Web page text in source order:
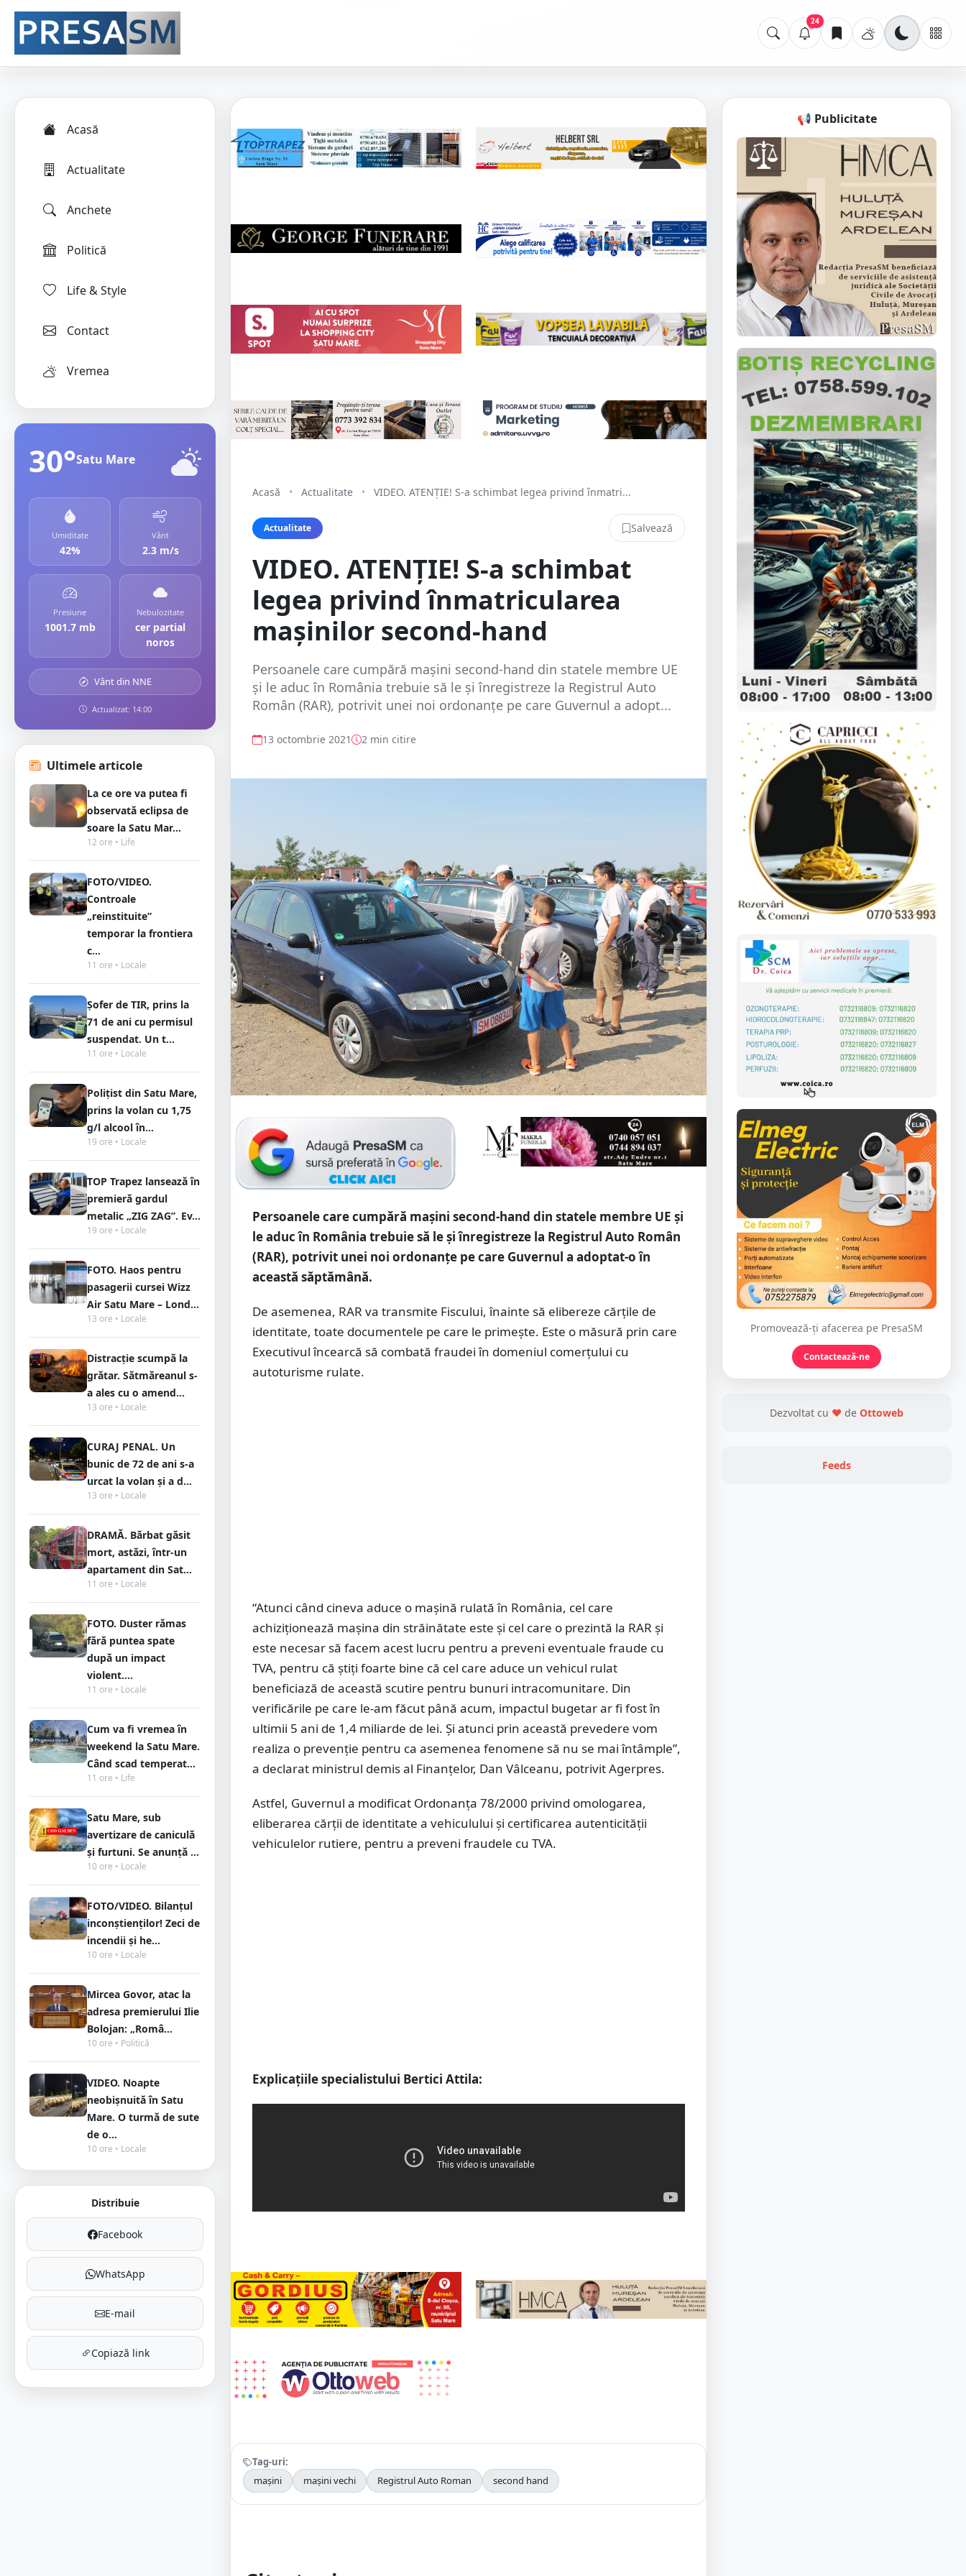
24
Acasă
Actualitate
Anchete
Politică
Life & Style
Contact
Vremea
30°Satu Mare
Umiditate
42%
Vânt
2.3 m/s
Presiune
1001.7 mb
Nebulozitate
cer partial
noros
Vânt din NNE
Actualizat: 14:00
Ultimele articole
La ce ore va putea fi
observată eclipsa de
soare la Satu Mar...
12 ore • Life
FOTO/VIDEO.
Controale
„reinstituite”
temporar la frontiera
c...
11 ore • Locale
Șofer de TIR, prins la
71 de ani cu permisul
suspendat. Un t...
11 ore • Locale
Polițist din Satu Mare,
prins la volan cu 1,75
g/l alcool în...
19 ore • Locale
TOP Trapez lansează în
premieră gardul
metalic „ZIG ZAG”. Ev...
19 ore • Locale
FOTO. Haos pentru
pasagerii cursei Wizz
Air Satu Mare – Lond...
13 ore • Locale
Distracție scumpă la
grătar. Sătmăreanul s-
a ales cu o amend...
13 ore • Locale
CURAJ PENAL. Un
bunic de 72 de ani s-a
urcat la volan și a d...
13 ore • Locale
DRAMĂ. Bărbat găsit
mort, astăzi, într-un
apartament din Sat...
11 ore • Locale
FOTO. Duster rămas
fără puntea spate
după un impact
violent....
11 ore • Locale
Cum va fi vremea în
weekend la Satu Mare.
Când scad temperat...
11 ore • Life
Satu Mare, sub
avertizare de caniculă
și furtuni. Se anunță ...
10 ore • Locale
FOTO/VIDEO. Bilanțul
inconștienților! Zeci de
incendii și he...
10 ore • Locale
Mircea Govor, atac la
adresa premierului Ilie
Bolojan: „Româ...
10 ore • Politică
VIDEO. Noapte
neobișnuită în Satu
Mare. O turmă de sute
de o...
10 ore • Locale
Distribuie
Facebook
WhatsApp
E-mail
Copiază link
Acasă • Actualitate • VIDEO. ATENȚIE! S-a schimbat legea privind înmatri...
Actualitate Salvează
VIDEO. ATENȚIE! S-a schimbat
legea privind înmatricularea
mașinilor second-hand
Persoanele care cumpără mașini second-hand din statele membre UE
și le aduc în România trebuie să le și înregistreze la Registrul Auto
Român (RAR), potrivit unei noi ordonanțe pe care Guvernul a adopt...
13 octombrie 2021 2 min citire
Persoanele care cumpără mașini second-hand din statele membre UE și
le aduc în România trebuie să le și înregistreze la Registrul Auto Român
(RAR), potrivit unei noi ordonanțe pe care Guvernul a adoptat-o în
această săptămână.
De asemenea, RAR va transmite Fiscului, înainte să elibereze cărțile de
identitate, toate documentele pe care le primește. Este o măsură prin care
Executivul încearcă să combată fraudei în domeniul comerțului cu
autoturisme rulate.
“Atunci când cineva aduce o maşină rulată în România, cel care
achiziţionează maşina din străinătate este şi cel care o prezintă la RAR şi
este necesar să facem acest lucru pentru a preveni eventuale fraude cu
TVA, pentru că ştiţi foarte bine că cel care aduce un vehicul rulat
beneficiază de această scutire pentru bunuri intracomunitare. Din
verificările pe care le-am făcut până acum, impactul bugetar ar fi fost în
ultimii 5 ani de 1,4 miliarde de lei. Şi atunci prin această prevedere vom
realiza o prevenţie pentru ca asemenea fenomene să nu se mai întâmple”,
a declarat ministrul demis al Finanţelor, Dan Vâlceanu, potrivit Agerpres.
Astfel, Guvernul a modificat Ordonanţa 78/2000 privind omologarea,
eliberarea cărţii de identitate a vehiculului şi certificarea autenticităţii
vehiculelor rutiere, pentru a preveni fraudele cu TVA.
Explicațiile specialistului Bertici Attila:
Tag-uri:
mașini
mașini vechi Registrul Auto Roman second hand
📢 Publicitate
Promovează-ți afacerea pe PresaSM
Contactează-ne
Dezvoltat cu ❤ de Ottoweb
Feeds